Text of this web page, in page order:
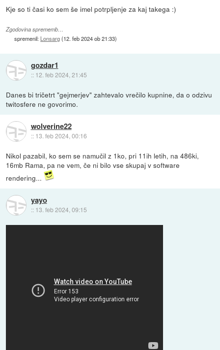
Kje so ti časi ko sem še imel potrpljenje za kaj takega :)
Zgodovina sprememb…
spremenil: Lonsarg(12. feb 2024 ob 21:33)
gozdar1
:: 12. feb 2024, 21:45
Danes bi tričetrt "gejmerjev" zahtevalo vrečilo kupnine, da o odzivu
twitosfere ne govorimo.
wolverine22
:: 13. feb 2024, 00:16
Nikol pazabil, ko sem se namučil z 1ko, pri 11ih letih, na 486ki,
16mb Rama, pa ne vem, če ni bilo vse skupaj v software
rendering...
yayo
:: 13. feb 2024, 09:15